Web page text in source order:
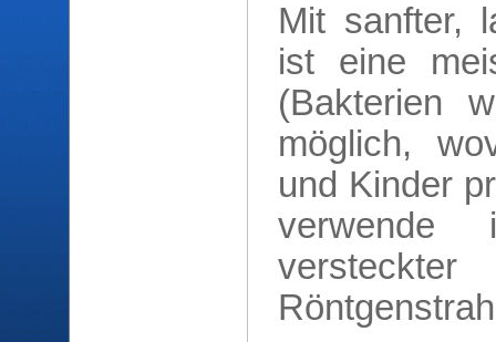
Mit sanfter,
ist eine
(Bakterien
möglich,
und Kinder